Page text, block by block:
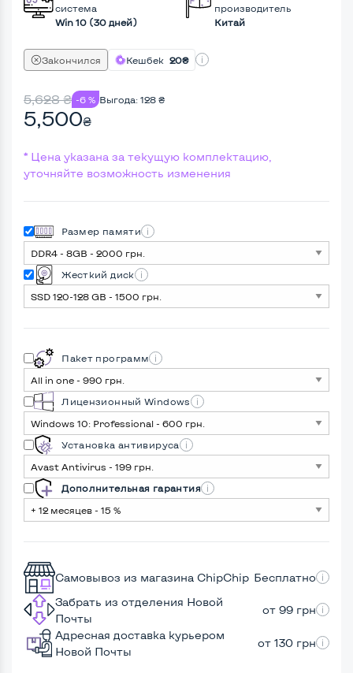
система
Win 10 (30 дней)
производитель
Китай
Закончился Кешбек 20₴
5,628₴ -6 % Выгода: 128 ₴
5,500₴
* Цена указана за текущую комплектацию,
уточняйте возможность изменения
Размер памяти
Жесткий диск
Пакет программ
Лицензионный Windows
Установка антивируса
Дополнительная гарантия
Самовывоз из магазина ChipChip Бесплатно
Забрать из отделения Новой
Почты
от 99 грн
Адресная доставка курьером
Новой Почты
от 130 грн